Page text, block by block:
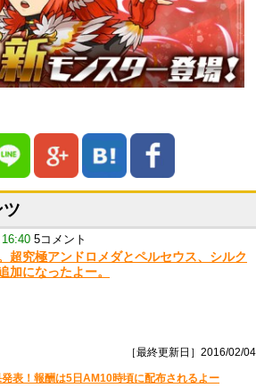
5コメント
超究極アンドロメダとペルセウス、シルク
加になったよー。
［最終更新日］2016/02/04
表！報酬は5日AM10時頃に配布されるよー